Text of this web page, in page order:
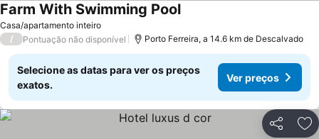
Casa/apartamento inteiro
Farm With Swimming PoolVer preços
/ Pontuação não disponível Porto Ferreira, a 14.6 km de Descalvado
Selecione as datas para ver os preços
exatos.
Ver preços
Partilhar